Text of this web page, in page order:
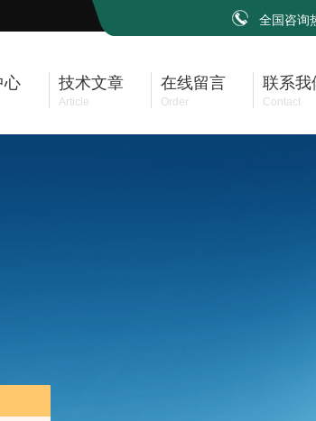
全国咨询
心 技术文章
Article
在线留言
Order
联系我
Contact